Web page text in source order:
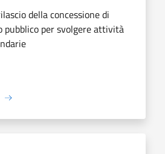
della concessione di
pubblico per svolgere attività